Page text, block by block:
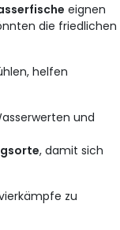
eignen
die friedlichen
helfen
und
, damit sich
zu